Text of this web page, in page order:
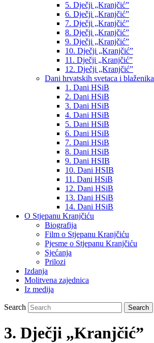
5. Dječji „Kranjčić”
6. Dječji „Kranjčić”
7. Dječji „Kranjčić”
8. Dječji „Kranjčić”
9. Dječji „Kranjčić”
10. Dječji „Kranjčić”
11. Dječji „Kranjčić”
12. Dječji „Kranjčić”
Dani hrvatskih svetaca i blaženika
1. Dani HSiB
2. Dani HSiB
3. Dani HSiB
4. Dani HSiB
5. Dani HSiB
6. Dani HSiB
7. Dani HSiB
8. Dani HSiB
9. Dani HSIB
10. Dani HSIB
11. Dani HSiB
12. Dani HSiB
13. Dani HSiB
14. Dani HSiB
O Stjepanu Kranjčiću
Biografija
Film o Stjepanu Kranjčiću
Pjesme o Stjepanu Kranjčiću
Sjećanja
Prilozi
Izdanja
Molitvena zajednica
Iz medija
Search
3. Dječji „Kranjčić”